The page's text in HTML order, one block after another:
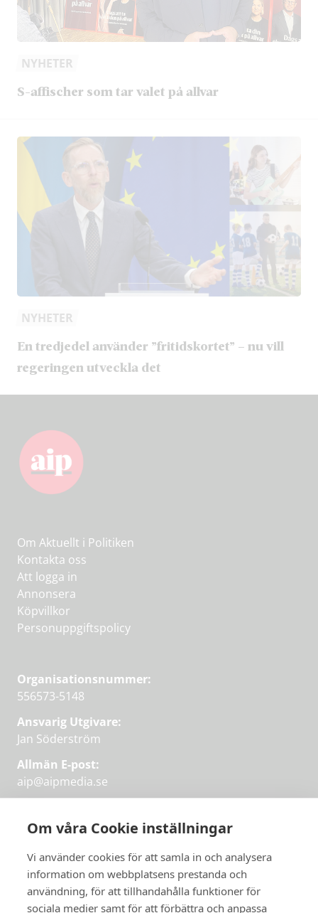
Om våra Cookie inställningar
Vi använder cookies för att samla in och analysera
information om webbplatsens prestanda och
användning, för att tillhandahålla funktioner för
sociala medier samt för att förbättra och anpassa
NYHETER
S-affischer som tar valet på allvar
NYHETER
En tredjedel använder ”fritidskortet” – nu vill
regeringen utveckla det
Om Aktuellt i Politiken
Kontakta oss
Att logga in
Annonsera
Köpvillkor
Personuppgiftspolicy
Organisationsnummer:
556573-5148
Ansvarig Utgivare:
Jan Söderström
Allmän E-post:
aip@aipmedia.se
aip@flowyinfo.seeller 08-1210 60 40.
Instagram
LinkedIn
Twitter
Facebook